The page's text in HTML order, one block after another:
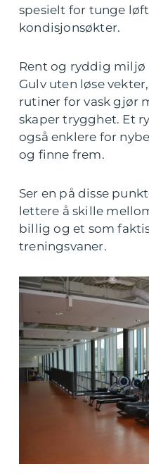
spesielt for tunge
kondisjonsøkter.
Rent og ryddig miljø
Gulv uten løse
rutiner for vask gjør
skaper trygghet. Et
også enklere for
og finne frem.
Ser en på disse
lettere å skille
billig og et som
treningsvaner.